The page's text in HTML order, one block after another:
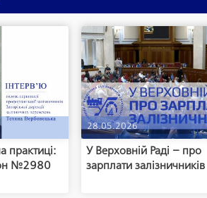
практиці:
№2980
28.05.2026
У Верховній Раді – про
зарплати залізничників